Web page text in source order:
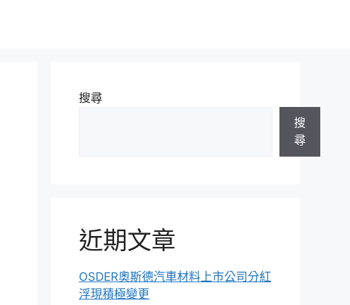
搜尋
搜
尋
近期文章
OSDER奧斯德汽車材料上市公司分紅
浮現積極變更